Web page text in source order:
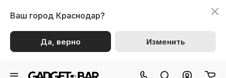
Ваш город Краснодар?
Да, верно Изменить